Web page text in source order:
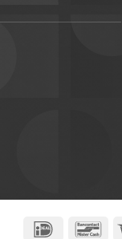
IDeal